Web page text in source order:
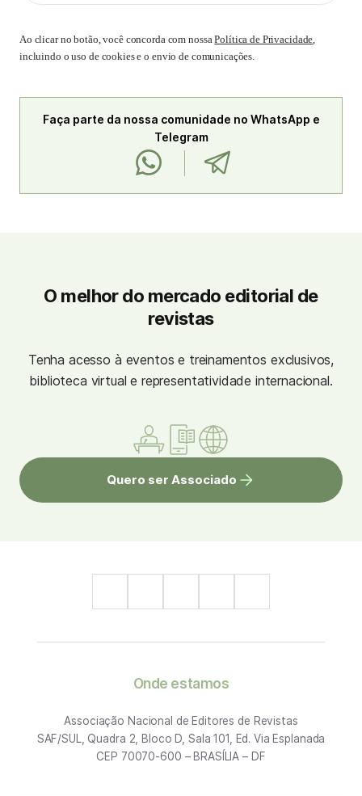
Ao clicar no botão, você concorda com nossaPolítica de Privacidade,
incluindo o uso de cookies e o envio de comunicações.
Faça parte da nossa comunidade no WhatsApp e
Telegram
O melhor do mercado editorial de
revistas
Tenha acesso à eventos e treinamentos exclusivos,
biblioteca virtual e representatividade internacional.
Quero ser Associado
Onde estamos
Associação Nacional de Editores de Revistas
SAF/SUL, Quadra 2, Bloco D, Sala 101, Ed. Via Esplanada
CEP 70070-600 – BRASÍLIA – DF